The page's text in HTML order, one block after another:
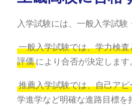
入学試験には、一般入学試験
一般入学試験では、学力検
評価 により合否が決定します
推薦入学試験では、自己ア
学進学など明確な進路目標